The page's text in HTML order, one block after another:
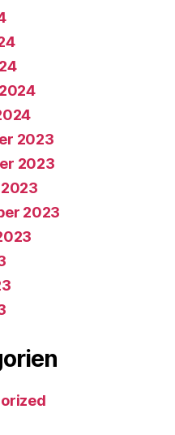
2023
2023
2023